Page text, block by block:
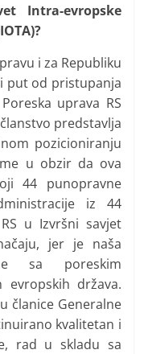
Intra-evropske
i za Republiku
put od pristupanja
uprava RS
predstavlja
pozicioniranju
u obzir da ova
44 punopravne
iz 44
u Izvršni savjet
jer je naša
sa poreskim
evropskih država.
članice Generalne
kvalitetan i
rad u skladu sa